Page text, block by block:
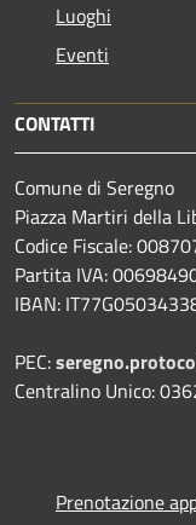
Luoghi
Eventi
CONTATTI
Comune di Seregno
Piazza Martiri della
Codice Fiscale:
Partita IVA:
IBAN:
PEC:
Centralino Unico:
Prenotazione